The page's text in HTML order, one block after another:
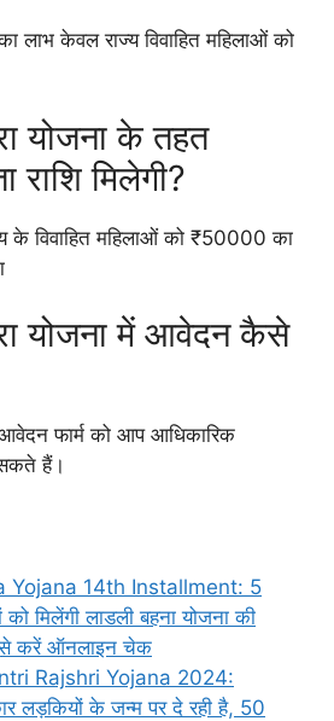
लाभ केवल राज्य विवाहित महिलाओं को
योजना के तहत
राशि मिलेगी?
के विवाहित महिलाओं को ₹50000 का
योजना में आवेदन कैसे
फार्म को आप आधिकारिक
हैं।
Yojana 14th Installment: 5
मिलेंगी लाडली बहना योजना की
करें ऑनलाइन चेक
Rajshri Yojana 2024:
लड़कियों के जन्म पर दे रही है, 50